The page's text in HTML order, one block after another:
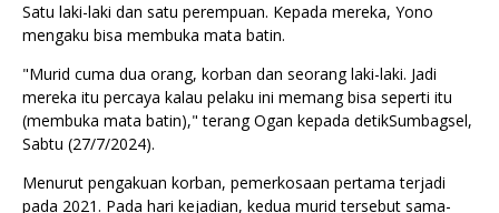
Satu laki-laki dan satu perempuan. Kepada mereka, Yono
mengaku bisa membuka mata batin.
"Murid cuma dua orang, korban dan seorang laki-laki. Jadi
mereka itu percaya kalau pelaku ini memang bisa seperti itu
(membuka mata batin)," terang Ogan kepada detikSumbagsel,
Sabtu (27/7/2024).
Menurut pengakuan korban, pemerkosaan pertama terjadi
pada 2021. Pada hari kejadian, kedua murid tersebut sama-